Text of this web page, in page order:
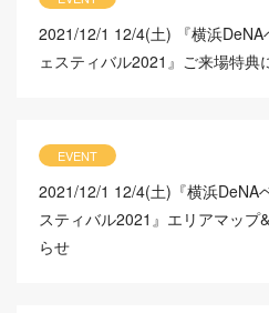
2021/12/1 12/4(土) 『横浜
ェスティバル2021』ご来場特典
EVENT
2021/12/1 12/4(土)『横浜DeNA
スティバル2021』エリアマップ
らせ